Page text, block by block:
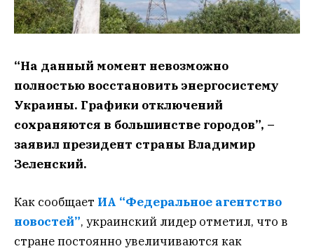
“На данный момент невозможно
полностью восстановить энергосистему
Украины. Графики отключений
сохраняются в большинстве городов”, –
заявил президент страны Владимир
Зеленский.
Как сообщает ИА “Федеральное агентство
новостей”, украинский лидер отметил, что в
стране постоянно увеличиваются как